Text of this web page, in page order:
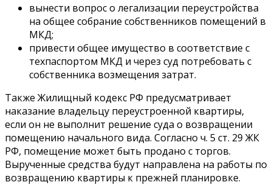
вынести вопрос о легализации переустройства
на общее собрание собственников помещений в
МКД;
привести общее имущество в соответствие с
техпаспортом МКД и через суд потребовать с
собственника возмещения затрат.
Также Жилищный кодекс РФ предусматривает
наказание владельцу переустроенной квартиры,
если он не выполнит решение суда о возвращении
помещению начального вида. Согласно ч. 5 ст. 29 ЖК
РФ, помещение может быть продано с торгов.
Вырученные средства будут направлена на работы по
возвращению квартиры к прежней планировке.